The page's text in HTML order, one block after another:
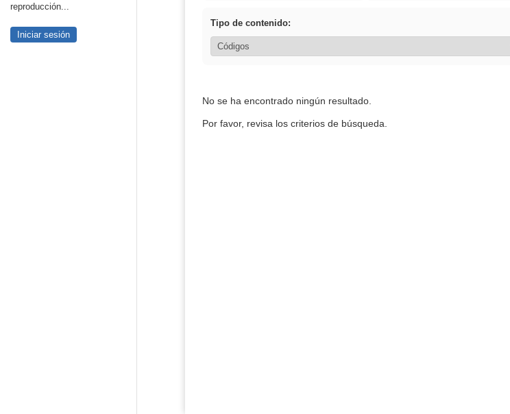
reproducción...
Iniciar sesión
Tipo de contenido:
No se ha encontrado ningún resultado.
Por favor, revisa los criterios de búsqueda.